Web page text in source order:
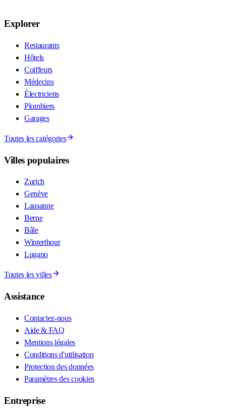
Explorer
Restaurants
Hôtels
Coiffeurs
Médecins
Électriciens
Plombiers
Garages
Toutes les catégories
Villes populaires
Zurich
Genève
Lausanne
Berne
Bâle
Winterthour
Lugano
Toutes les villes
Assistance
Contactez-nous
Aide & FAQ
Mentions légales
Conditions d'utilisation
Protection des données
Paramètres des cookies
Entreprise